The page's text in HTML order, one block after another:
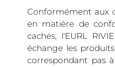
Conformément aux
en matière de
cachés, l'EURL
échange les
correspondant pas